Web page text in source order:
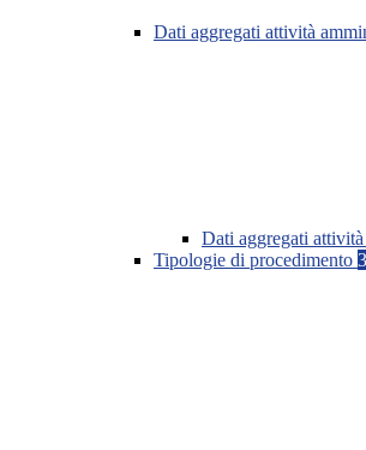
Dati aggregati attività
Dati aggregati
Tipologie di procedimento 3